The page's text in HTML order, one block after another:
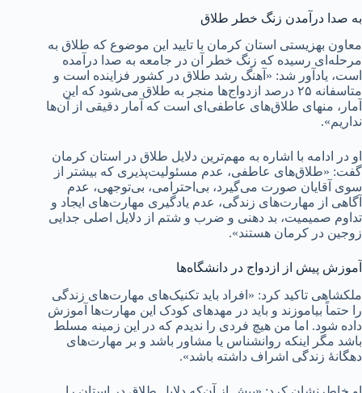
به صدا درآمدن زنگ خطر طلاق
معاون بهزیستی استان کرمان با تایید این موضوع که طلاق به
مرحله‌ای رسیده که زنگ خطر آن در جامعه به صدا درآمده
است، یادآور شد: «آهنگ رشد طلاق در کشور فزاینده است و
متاسفانه ۲۵ درصد ازدواج‌ها منجر به طلاق می‌شود که این‌
آمار، منهای طلاق‌های عاطفی‌ای است که آمار دقیقی از آن‌ها
نداریم».
او در ادامه با اشاره به مهم‌ترین دلایل طلاق در استان کرمان
گفت: «طلاق‌های عاطفی، عدم مسئولیت‌پذیری که بیشتر از
سوی آقایان صورت می‌گیرد، بی‌احترامی، بی‌توجهی، عدم
آگاهی از مهارت‌های زندگی، عدم یادگیری مهارت‌های ایجاد و
تداوم صمیمیت، بد دهنی و ضرب و شتم از دلایل اصلی جدایی
زوجین در کرمان هستند».
آموزش پیش از ازدواج در دانشگاه‌ها
ملکشاهی تاکید کرد: «افراد باید تکنیک‌های مهارت‌های زندگی
را حتماً بیاموزند و باید در مهدهای کودک این مهارت‌ها آموزش
داده شود. اما من هیچ فردی را ندیدم که در این زمینه مسلط
باشد مگر اینکه روانشناس یا مشاور باشد و بر مهارت‌های
دهگانۀ زندگی اشراف داشته باشد».